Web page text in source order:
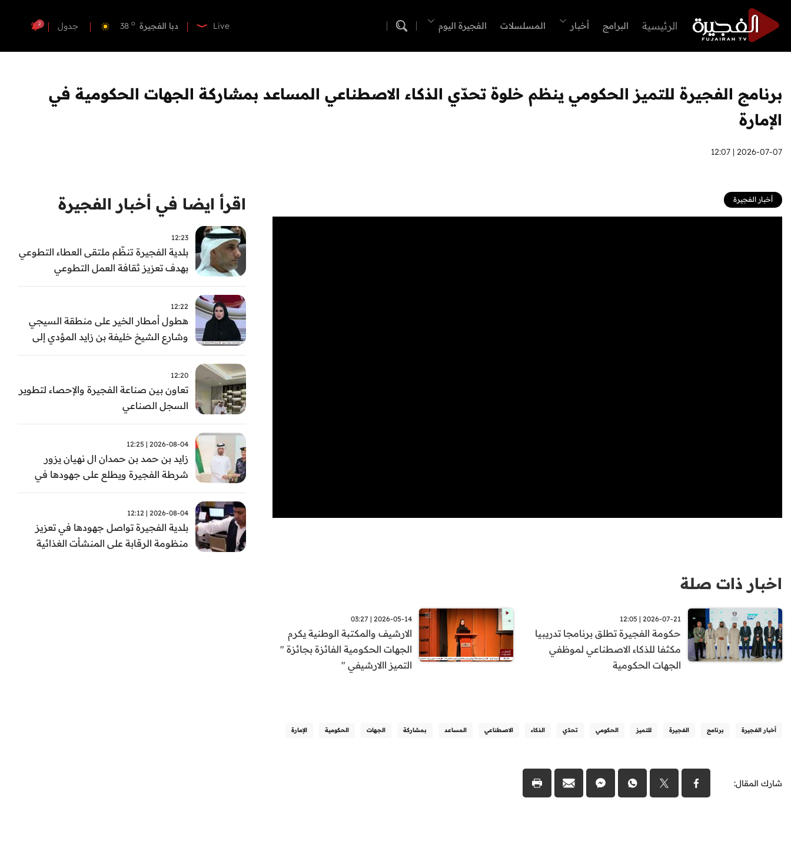
الرئيسية البرامج أخبار المسلسلات الفجيرة اليوم Live دبا الفجيرة 38 o
أم القيوين 39
جدول 2
برنامج الفجيرة للتميز الحكومي ينظم خلوة تحدّي الذكاء الاصطناعي المساعد بمشاركة الجهات الحكومية في
الإمارة
2026-07-07 | 12:07
أخبار الفجيرة
اخبار ذات صلة
2026-07-21 | 12:05
حكومة الفجيرة تطلق برنامجا تدريبيا
مكثفا للذكاء الاصطناعي لموظفي
الجهات الحكومية
2026-05-14 | 03:27
الارشيف والمكتبة الوطنية يكرم
الجهات الحكومية الفائزة بجائزة "
التميز االارشيفي "
أخبار الفجيرة برنامج الفجيرة للتميز الحكومي تحدّي الذكاء الاصطناعي المساعد بمشاركة الجهات الحكومية الإمارة
شارك المقال:
اقرأ ايضا في أخبار الفجيرة
12:23
بلدية الفجيرة تنظّم ملتقى العطاء التطوعي
بهدف تعزيز ثقافة العمل التطوعي
12:22
هطول أمطار الخير على منطقة السيجي
وشارع الشيخ خليفة بن زايد المؤدي إلى
الفجيرة
12:20
تعاون بين صناعة الفجيرة والإحصاء لتطوير
السجل الصناعي
2026-08-04 | 12:25
زايد بن حمد بن حمدان ال نهيان يزور
شرطة الفجيرة ويطلع على جهودها في
مكافحة المخدرات
2026-08-04 | 12:12
بلدية الفجيرة تواصل جهودها في تعزيز
منظومة الرقابة على المنشأت الغذائية